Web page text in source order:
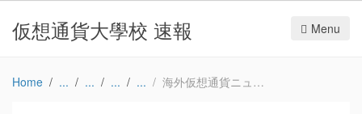
仮想通貨大學校 速報 Menu
Home 海外仮想通貨ニュース：OPTEC International Announces Plan to Offer Cryptocurrency Payment Options To E-Commerce Platform & Bulk PPE Transactions. – Yahoo Finance